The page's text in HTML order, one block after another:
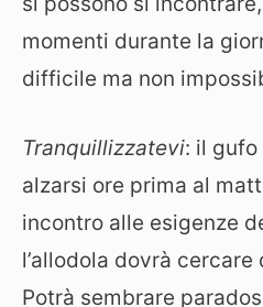
momenti durante la
difficile ma non
Tranquillizzatevi: il
alzarsi ore prima al
incontro alle esigenze
l’allodola dovrà
Potrà sembrare